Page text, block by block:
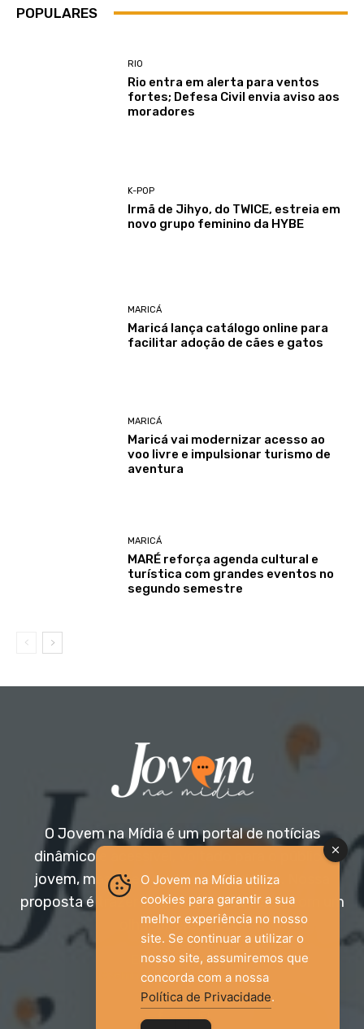
POPULARES
RIO
Rio entra em alerta para ventos
fortes; Defesa Civil envia aviso aos
moradores
K-POP
Irmã de Jihyo, do TWICE, estreia em
novo grupo feminino da HYBE
MARICÁ
Maricá lança catálogo online para
facilitar adoção de cães e gatos
MARICÁ
Maricá vai modernizar acesso ao
voo livre e impulsionar turismo de
aventura
MARICÁ
MARÉ reforça agenda cultural e
turística com grandes eventos no
segundo semestre
O Jovem na Mídia é um portal de notícias
dinâmico e acessível, voltado para o público
jovem, mas aberto a todas as idades. Nossa
proposta é trazer informação relevante com um
olhar diferenciado.
Entre em contato:
jovemnamidia2017@gmail.com
O Jovem na Mídia utiliza
cookies para garantir a sua
melhor experiência no nosso
site. Se continuar a utilizar o
nosso site, assumiremos que
concorda com a nossa
Política de Privacidade.